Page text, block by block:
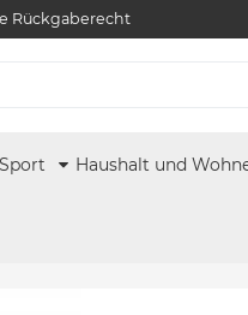
Rückgaberecht
Sport Haushalt und